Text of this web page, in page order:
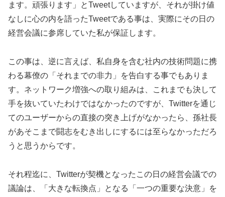
ます。頑張ります」とTweetしていますが、それが掛け値
なしに心の内を語ったTweetである事は、実際にその日の
経営会議に参席していた私が保証します。
この事は、逆に言えば、私自身を含む社内の技術問題に携
わる幕僚の「それまでの非力」を告白する事でもありま
す。ネットワーク増強への取り組みは、これまでも決して
手を抜いていたわけではなかったのですが、Twitterを通じ
てのユーザーからの直接の突き上げがなかったら、孫社長
があそこまで闘志をむき出しにするには至らなかっただろ
うと思うからです。
それ程迄に、Twitterが契機となったこの日の経営会議での
議論は、「大きな転換点」となる「一つの重要な決意」を